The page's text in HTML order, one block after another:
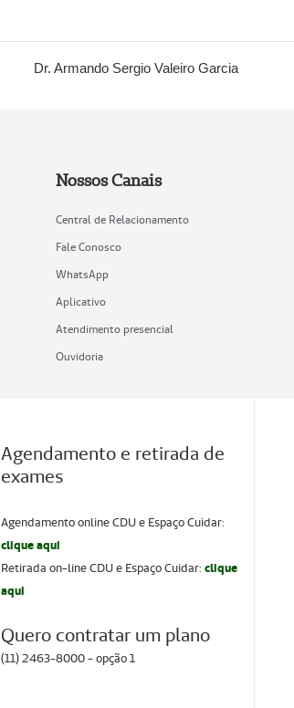
Dr. Armando Sergio Valeiro Garcia
Nossos Canais
Central de Relacionamento
Fale Conosco
WhatsApp
Aplicativo
Atendimento presencial
Ouvidoria
Agendamento e retirada de
exames
Agendamento online CDU e Espaço Cuidar:
clique aqui
Retirada on-line CDU e Espaço Cuidar:clique
aqui
Quero contratar um plano
(11) 2463-8000 - opção 1